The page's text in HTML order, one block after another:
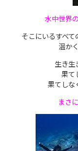
水中世界
そこにいるすべ
温か
生き生
果て
果てしな
まさ